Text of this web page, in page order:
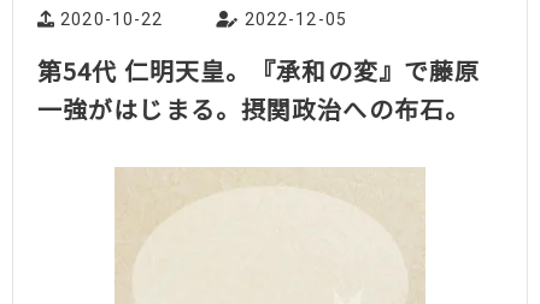
2020-10-22 2022-12-05
第54代 仁明天皇。『承和の変』で藤原
一強がはじまる。摂関政治への布石。